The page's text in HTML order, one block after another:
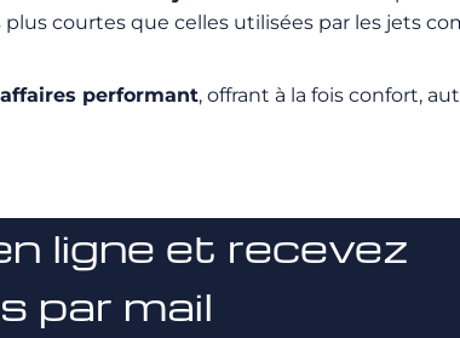
courtes que celles utilisées par les jets
performant, offrant à la fois confort,
ligne et recevez
par mail